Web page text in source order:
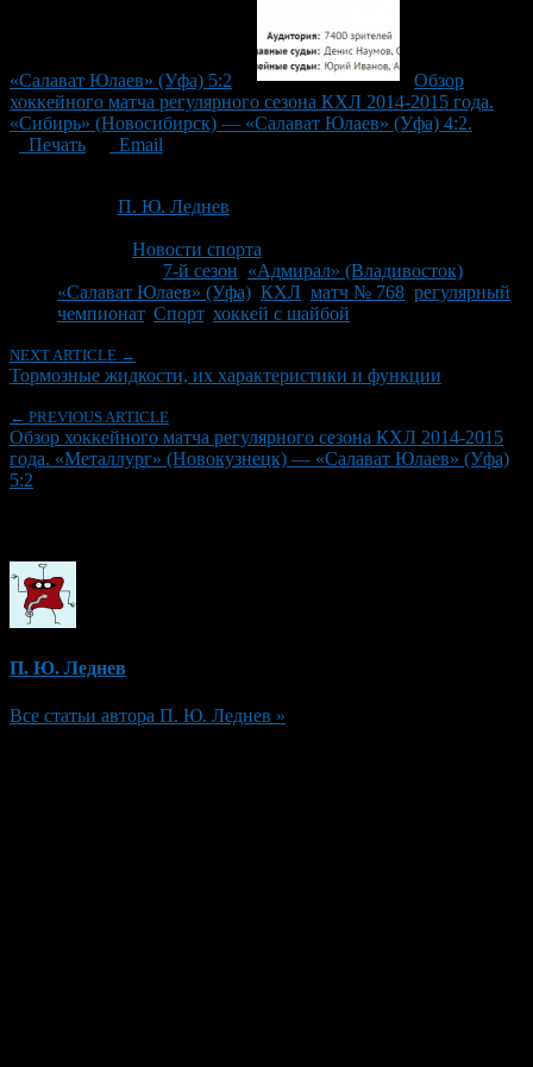
«Салават Юлаев» (Уфа) 5:2
Обзор
хоккейного матча регулярного сезона КХЛ 2014-2015 года.
«Сибирь» (Новосибирск) — «Салават Юлаев» (Уфа) 4:2.
Печать
Email
П. Ю. Леднев
Новости спорта
7-й сезон «Адмирал» (Владивосток)
«Салават Юлаев» (Уфа) КХЛ матч № 768 регулярный
чемпионат, Спорт, хоккей с шайбой
NEXT ARTICLE →
Тормозные жидкости, их характеристики и функции
← PREVIOUS ARTICLE
Обзор хоккейного матча регулярного сезона КХЛ 2014-2015
года. «Металлург» (Новокузнецк) — «Салават Юлаев» (Уфа)
5:2
П. Ю. Леднев
Все статьи автора П. Ю. Леднев »